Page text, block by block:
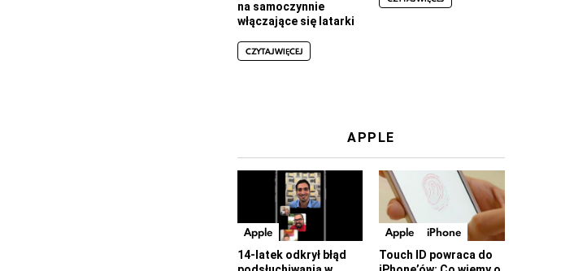
na samoczynnie
włączające się latarki
CZYTAJ WIĘCEJ
APPLE
Apple
14-latek odkrył błąd
Apple iPhone
Touch ID powraca do